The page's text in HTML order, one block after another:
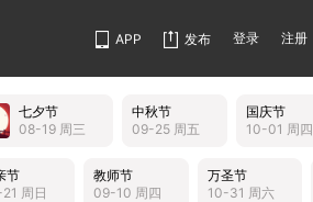
APP 发布 登录 注册
七夕节
08-19 周三
中秋节
09-25 周五
国庆节
10-01 周四
节
周日
教师节
09-10 周四
万圣节
10-31 周六